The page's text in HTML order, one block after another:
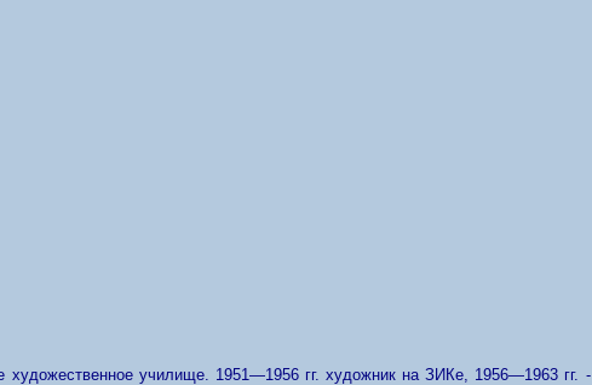
училище. 1951—1956 гг. художник на ЗИКе, 1956—1963 гг.